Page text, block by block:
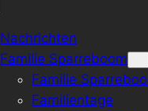
Nachrichten
Familie Sparreboom
Familie
Familientage